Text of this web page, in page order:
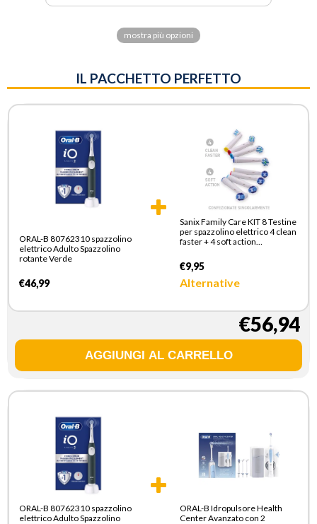
mostra più opzioni
IL PACCHETTO PERFETTO
ORAL-B 80762310 spazzolino
elettrico Adulto Spazzolino
rotante Verde
€46,99
Sanix Family Care KIT 8 Testine
per spazzolino elettrico 4 clean
faster + 4 soft action
€9,95
Alternative
€56,94
ORAL-B 80762310 spazzolino
elettrico Adulto Spazzolino
ORAL-B Idropulsore Health
Center Avanzato con 2